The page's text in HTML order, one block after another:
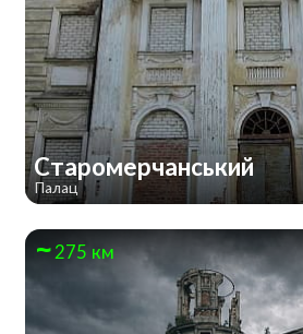
Старомерчанський
Палац
275 км